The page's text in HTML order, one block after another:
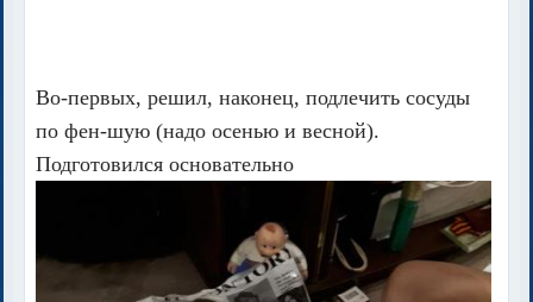
Во-первых, решил, наконец, подлечить сосуды
по фен-шую (надо осенью и весной).
Подготовился основательно